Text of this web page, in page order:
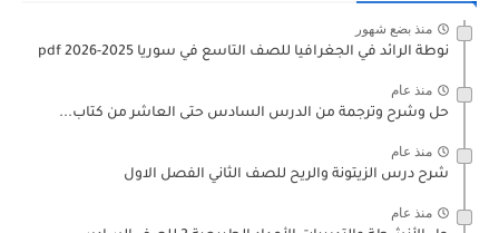
منذ بضع شهور
نوطة الرائد في الجغرافيا للصف التاسع في سوريا 2025-2026 pdf
منذ عام
حل وشرح وترجمة من الدرس السادس حتى العاشر من كتاب...
منذ عام
شرح درس الزيتونة والريح للصف الثاني الفصل الاول
منذ عام